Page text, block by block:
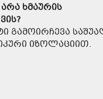
არა ხმაურის
?
გამოირჩევა
იზოლაციით.